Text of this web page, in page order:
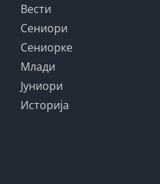
Вести
Сениори
Сениорке
Млади
Јуниори
Историја